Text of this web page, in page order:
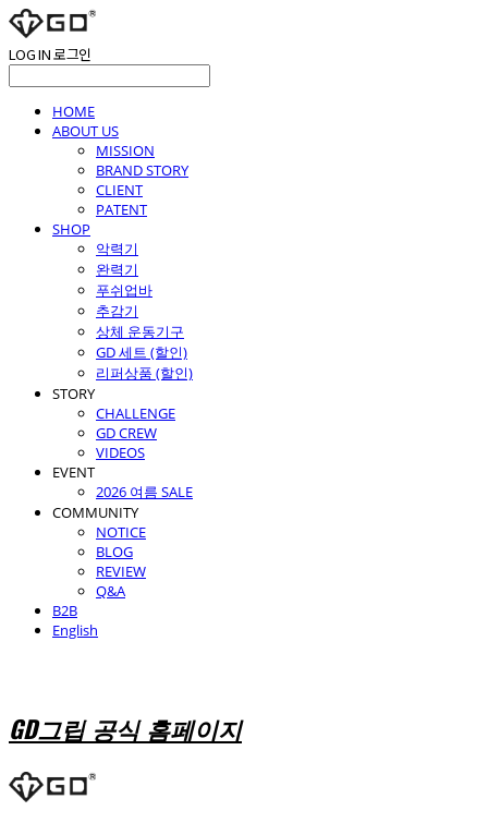
LOG IN로그인
HOME
ABOUT US
MISSION
BRAND STORY
CLIENT
PATENT
SHOP
악력기
완력기
푸쉬업바
추감기
상체 운동기구
GD 세트 (할인)
리퍼상품 (할인)
STORY
CHALLENGE
GD CREW
VIDEOS
EVENT
2026 여름 SALE
COMMUNITY
NOTICE
BLOG
REVIEW
Q&A
B2B
English
GD그립 공식 홈페이지